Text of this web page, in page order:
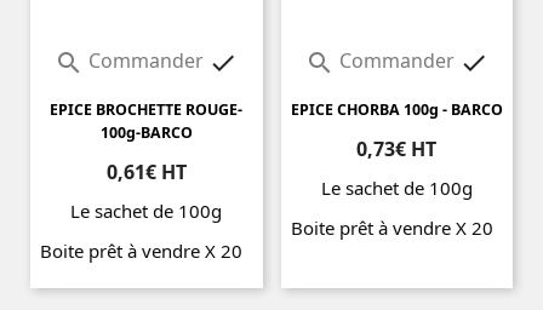
 Commander 
EPICE BROCHETTE ROUGE-
100g-BARCO
0,61€ HT
Le sachet de 100g
Boite prêt à vendre X 20
Prix
 Commander 
EPICE CHORBA 100g - BARCO
0,73€ HT
Le sachet de 100g
Boite prêt à vendre X 20